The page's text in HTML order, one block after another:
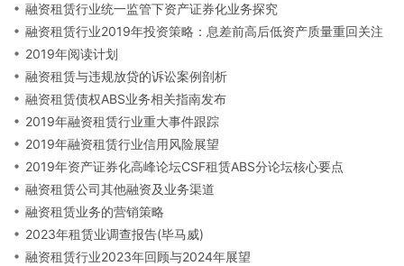
融资租赁行业统一监管下资产证券化业务探究
融资租赁行业2019年投资策略：息差前高后低资产质量重回关注
2019年阅读计划
融资租赁与违规放贷的诉讼案例剖析
融资租赁债权ABS业务相关指南发布
2019年融资租赁行业重大事件跟踪
2019年融资租赁行业信用风险展望
2019年资产证券化高峰论坛CSF租赁ABS分论坛核心要点
融资租赁公司其他融资及业务渠道
融资租赁业务的营销策略
2023年租赁业调查报告(毕马威)
融资租赁行业2023年回顾与2024年展望